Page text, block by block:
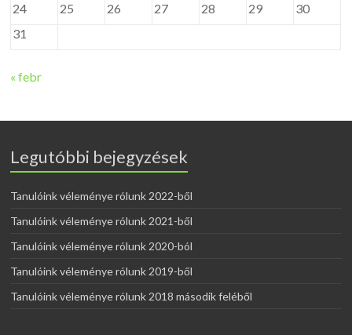
24
25 26 27 28 29
30
31
« febr
Legutóbbi bejegyzések
Tanulóink véleménye rólunk 2022-ből
Tanulóink véleménye rólunk 2021-ből
Tanulóink véleménye rólunk 2020-ból
Tanulóink véleménye rólunk 2019-ből
Tanulóink véleménye rólunk 2018 második feléből